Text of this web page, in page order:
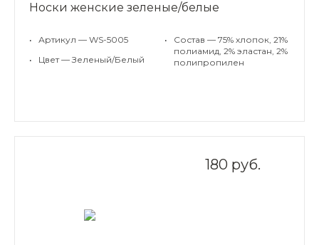
Носки женские зеленые/белые
•
Артикул — WS-5005
•
Цвет — Зеленый/Белый
•
Состав — 75% хлопок, 21%
полиамид, 2% эластан, 2%
полипропилен
180 руб.